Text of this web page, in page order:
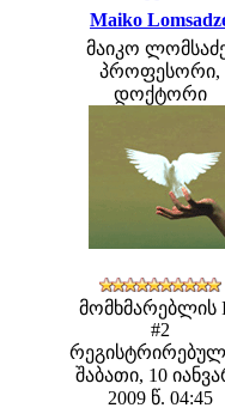
Maiko
მაიკო
პროფესორი,
დოქტორი
მომხმარებლის
#2
შაბათი, 10
2009 წ. 04:45